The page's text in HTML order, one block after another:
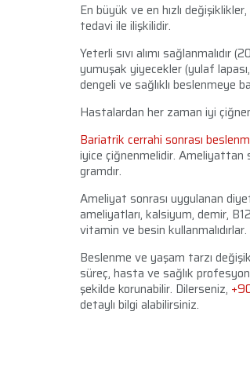
En büyük ve en hızlı
tedavi ile ilişkilidir.
Yeterli sıvı alımı
yumuşak yiyecekler (yulaf
dengeli ve sağlıklı beslenmeye
Hastalardan her zaman iyi
Bariatrik cerrahi sonrası
iyice çiğnenmelidir. Ameliyattan
gramdır.
Ameliyat sonrası uygulanan
ameliyatları, kalsiyum, demir,
vitamin ve besin kullanmalıdırlar.
Beslenme ve yaşam tarzı
süreç, hasta ve sağlık
şekilde korunabilir. Dilerseniz,
detaylı bilgi alabilirsiniz.